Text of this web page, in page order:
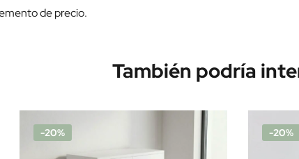
de precio.
También podría
-20% -20%